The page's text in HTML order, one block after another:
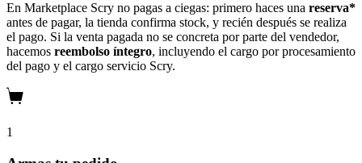
En Marketplace Scry no pagas a ciegas: primero haces una reserva*
antes de pagar, la tienda confirma stock, y recién después se realiza
el pago. Si la venta pagada no se concreta por parte del vendedor,
hacemos reembolso íntegro, incluyendo el cargo por procesamiento
del pago y el cargo servicio Scry.
1